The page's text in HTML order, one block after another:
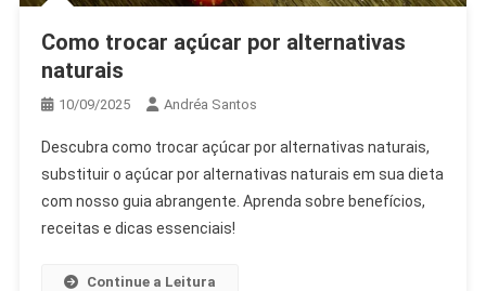
Como trocar açúcar por alternativas
naturais
10/09/2025 Andréa Santos
Descubra como trocar açúcar por alternativas naturais,
substituir o açúcar por alternativas naturais em sua dieta
com nosso guia abrangente. Aprenda sobre benefícios,
receitas e dicas essenciais!
Continue a Leitura